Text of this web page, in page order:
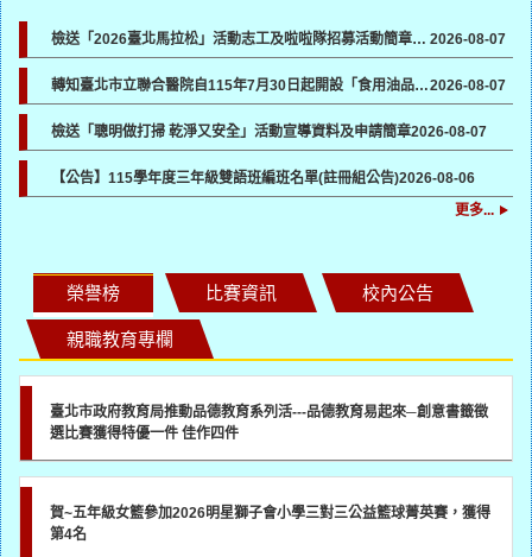
檢送「2026臺北馬拉松」活動志工及啦啦隊招募活動簡章及報名表各1份，請貴機關協助於所屬管道宣傳並鼓勵踴躍報名參加 2026-08-07
轉知臺北市立聯合醫院自115年7月30日起開設「食用油品健康諮詢門診」一案，請各校（園）協助向所屬教職員工生宣導2026-08-07
檢送「聰明做打掃 乾淨又安全」活動宣導資料及申請簡章2026-08-07
【公告】115學年度三年級雙語班編班名單(註冊組公告)2026-08-06
更多...
榮譽榜 比賽資訊 校內公告
親職教育專欄
臺北市政府教育局推動品德教育系列活---品德教育易起來─創意書籤徵
選比賽獲得特優一件 佳作四件
賀~五年級女籃參加2026明星獅子會小學三對三公益籃球菁英賽，獲得
第4名